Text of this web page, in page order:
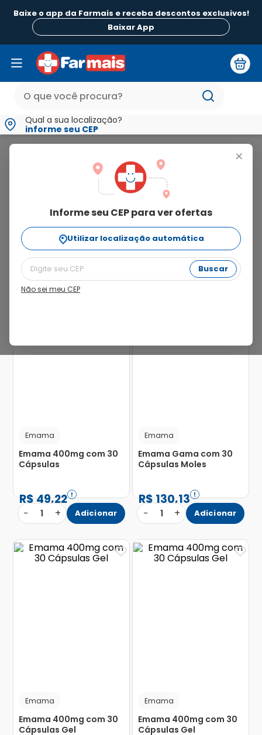
Baixe o app da Farmais e receba descontos exclusivos!
Baixar App
Qual a sua localização?
informe seu CEP
+
Informe seu CEP para ver ofertas
Utilizar localização automática
Buscar
Não sei meu CEP
Ordenar Por
relevância
Emama
Emama 400mg com 30
Cápsulas
R$49,22
− 1 + Adicionar
Emama
Emama Gama com 30
Cápsulas Moles
R$130,13
− 1 + Adicionar
Emama
Emama 400mg com 30
Cápsulas Gel
Emama
Emama 400mg com 30
Cápsulas Gel